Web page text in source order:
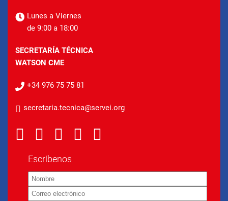
Lunes a Viernes
de 9:00 a 18:00
SECRETARÍA TÉCNICA
WATSON CME
+34 976 75 75 81
secretaria.tecnica@servei.org
Escríbenos